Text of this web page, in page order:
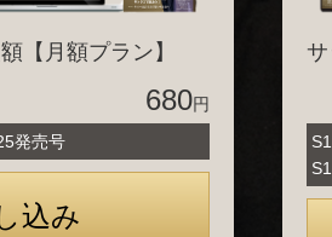
【月額プラン】
680円
発売号
サ